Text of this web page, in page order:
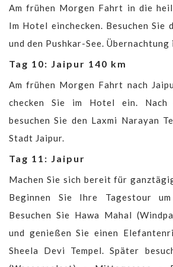
Am frühen Morgen Fahrt in die
Im Hotel einchecken. Besuchen Sie
und den Pushkar-See. Übernachtung
Tag 10: Jaipur 140 km
Am frühen Morgen Fahrt nach
checken Sie im Hotel ein. Nach
besuchen Sie den Laxmi Narayan
Stadt Jaipur.
Tag 11: Jaipur
Machen Sie sich bereit für
Beginnen Sie Ihre Tagestour
Besuchen Sie Hawa Mahal
und genießen Sie einen
Sheela Devi Tempel. Später